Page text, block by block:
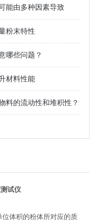
能由多种因素导致
粉末特性
哪些问题？
材料性能
料的流动性和堆积性？
试仪
位体积的粉体所对应的质